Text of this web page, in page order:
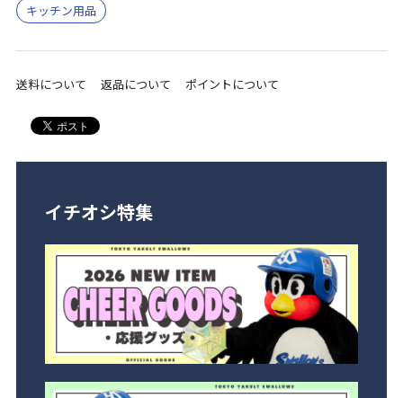
キッチン用品
送料について 返品について ポイントについて
イチオシ特集